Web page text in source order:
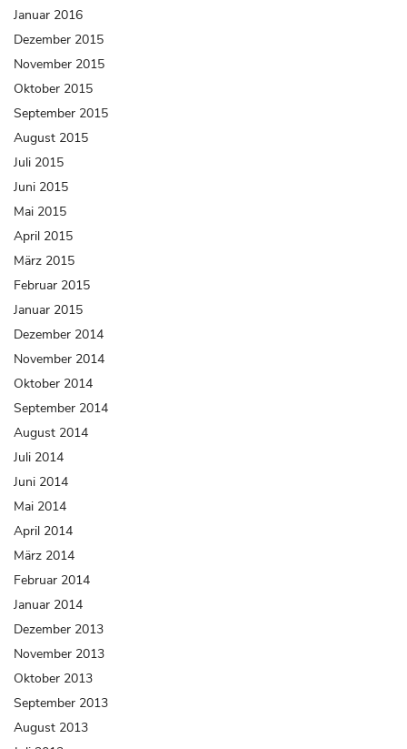
Januar 2016
Dezember 2015
November 2015
Oktober 2015
September 2015
August 2015
Juli 2015
Juni 2015
Mai 2015
April 2015
März 2015
Februar 2015
Januar 2015
Dezember 2014
November 2014
Oktober 2014
September 2014
August 2014
Juli 2014
Juni 2014
Mai 2014
April 2014
März 2014
Februar 2014
Januar 2014
Dezember 2013
November 2013
Oktober 2013
September 2013
August 2013